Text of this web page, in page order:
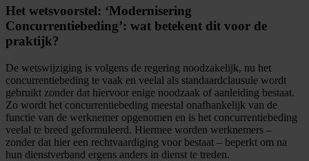
Het wetsvoorstel: ‘Modernisering
Concurrentiebeding’: wat betekent dit voor de
praktijk?
De wetswijziging is volgens de regering noodzakelijk, nu het
concurrentiebeding te vaak en veelal als standaardclausule wordt
gebruikt zonder dat hiervoor enige noodzaak of aanleiding bestaat.
Zo wordt het concurrentiebeding meestal onafhankelijk van de
functie van de werknemer opgenomen en is het concurrentiebeding
veelal te breed geformuleerd. Hiermee worden werknemers –
zonder dat hier een rechtvaardiging voor bestaat – beperkt om na
hun dienstverband ergens anders in dienst te treden.